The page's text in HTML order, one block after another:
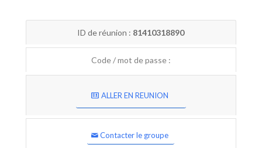
ID de réunion : 81410318890
Code / mot de passe :
ALLER EN REUNION
Contacter le groupe